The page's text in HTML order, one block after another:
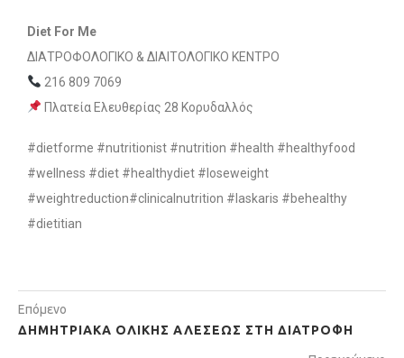
Diet For Me
ΔΙΑΤΡΟΦΟΛΟΓΙΚΟ & ΔΙΑΙΤΟΛΟΓΙΚΟ ΚΕΝΤΡΟ
216 809 7069
Πλατεία Ελευθερίας 28 Κορυδαλλός
#dietforme #nutritionist #nutrition #health #healthyfood
#wellness #diet #healthydiet #loseweight
#weightreduction#clinicalnutrition #laskaris #behealthy
#dietitian
Επόμενο
ΔΗΜΗΤΡΙΑΚΆ ΟΛΙΚΉΣ ΑΛΈΣΕΩΣ ΣΤΗ ΔΙΑΤΡΟΦΉ